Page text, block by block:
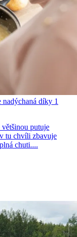
díky 1
putuje
tu chvíli zbavuje
chuti....